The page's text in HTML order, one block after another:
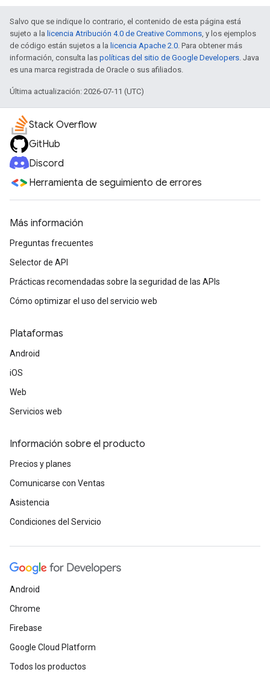
Salvo que se indique lo contrario, el contenido de esta página está
sujeto a la licencia Atribución 4.0 de Creative Commons, y los ejemplos
de código están sujetos a la licencia Apache 2.0. Para obtener más
información, consulta las políticas del sitio de Google Developers. Java
es una marca registrada de Oracle o sus afiliados.
Última actualización: 2026-07-11 (UTC)
Stack Overflow
GitHub
Discord
Herramienta de seguimiento de errores
Más información
Preguntas frecuentes
Selector de API
Prácticas recomendadas sobre la seguridad de las APIs
Cómo optimizar el uso del servicio web
Plataformas
Android
iOS
Web
Servicios web
Información sobre el producto
Precios y planes
Comunicarse con Ventas
Asistencia
Condiciones del Servicio
Android
Chrome
Firebase
Google Cloud Platform
Todos los productos